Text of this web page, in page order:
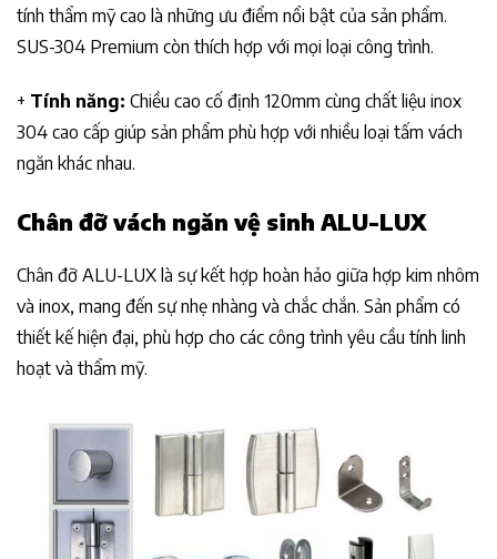
tính thẩm mỹ cao là những ưu điểm nổi bật của sản phẩm.
SUS-304 Premium còn thích hợp với mọi loại công trình.
+ Tính năng: Chiều cao cố định 120mm cùng chất liệu inox
304 cao cấp giúp sản phẩm phù hợp với nhiều loại tấm vách
ngăn khác nhau.
Chân đỡ vách ngăn vệ sinh ALU-LUX
Chân đỡ ALU-LUX là sự kết hợp hoàn hảo giữa hợp kim nhôm
và inox, mang đến sự nhẹ nhàng và chắc chắn. Sản phẩm có
thiết kế hiện đại, phù hợp cho các công trình yêu cầu tính linh
hoạt và thẩm mỹ.